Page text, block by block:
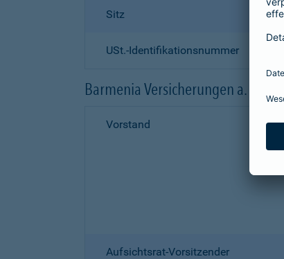
Sitz
USt.-Identifikationsnummer
Barmenia Versicherungen a. G.
Vorstand
Aufsichtsrat-Vorsitzender